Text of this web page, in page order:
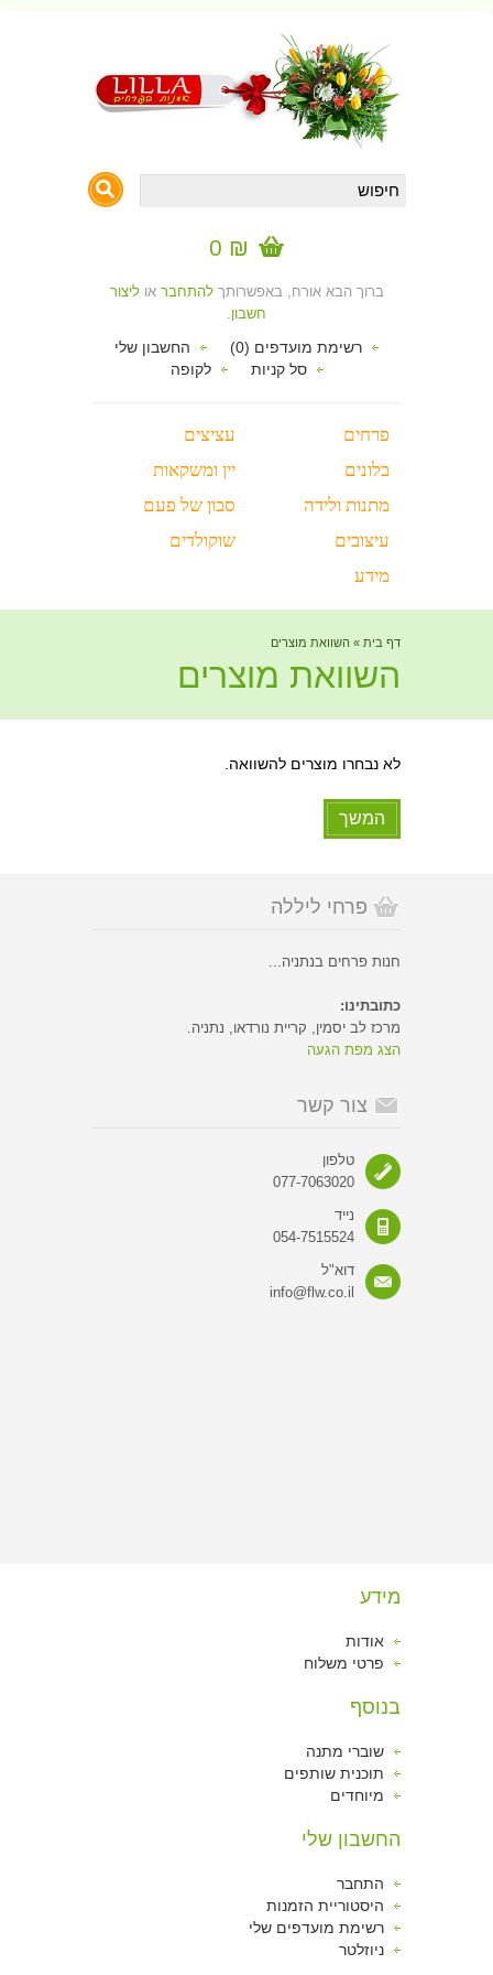
₪ 0
ברוך הבא אורח, באפשרותךלהתחבר אוליצור
חשבון.
רשימת מועדפים (0)
החשבון שלי
סל קניות
לקופה
פרחים
עציצים
בלונים
יין ומשקאות
מתנות ולידה
סבון של פעם
עיצובים
שוקולדים
מידע
דף בית » השוואת מוצרים
השוואת מוצרים
לא נבחרו מוצרים להשוואה.
המשך
פרחי ליללה
חנות פרחים בנתניה...
כתובתינו:
מרכז לב יסמין, קריית נורדאו, נתניה.
הצג מפת הגעה
צור קשר
טלפון
077-7063020
נייד
054-7515524
דוא"ל
info@flw.co.il
מידע
אודות
פרטי משלוח
בנוסף
שוברי מתנה
תוכנית שותפים
מיוחדים
החשבון שלי
התחבר
היסטוריית הזמנות
רשימת מועדפים שלי
ניוזלטר